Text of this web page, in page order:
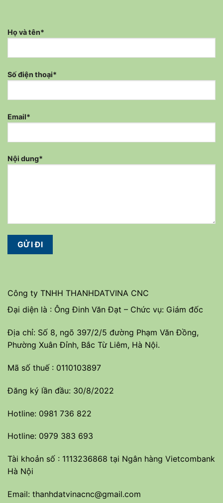
Họ và tên*
Số điện thoại*
Email*
Nội dung*
Công ty TNHH THANHDATVINA CNC
Đại diện là : Ông Đinh Văn Đạt – Chức vụ: Giám đốc
Địa chỉ: Số 8, ngõ 397/2/5 đường Phạm Văn Đồng,
Phường Xuân Đỉnh, Bắc Từ Liêm, Hà Nội.
Mã số thuế : 0110103897
Đăng ký lần đầu: 30/8/2022
Hotline: 0981 736 822
Hotline: 0979 383 693
Tài khoản số : 1113236868 tại Ngân hàng Vietcombank
Hà Nội
Email: thanhdatvinacnc@gmail.com